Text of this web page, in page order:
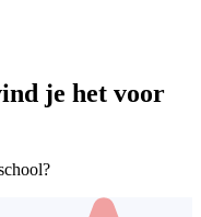
je het voor